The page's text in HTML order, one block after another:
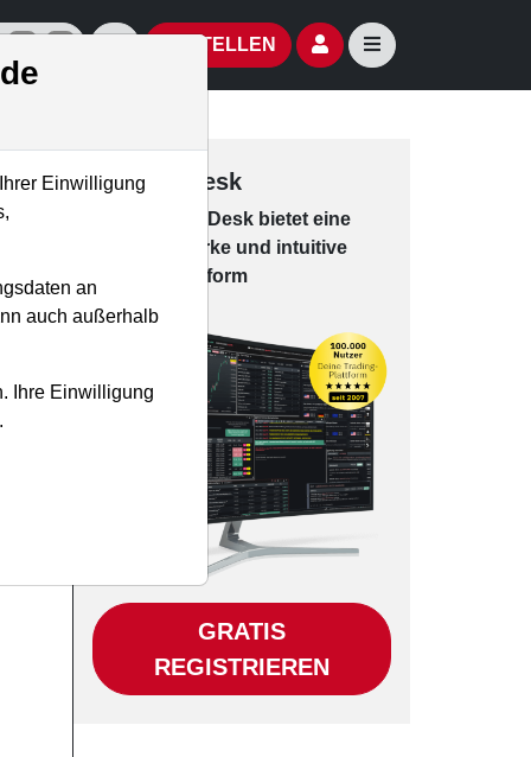
Social Media-Accounts
Aktien- und Artikelsuche öffnen
BESTELLEN Seitennavigation
Trading-Desk
Desk bie­tet eine
leis­tungs­star­ke und in­tui­tive
Han­dels­platt­form
GRATIS
REGISTRIEREN
Einwilligung
an
auch außerhalb
Ihre Einwilligung